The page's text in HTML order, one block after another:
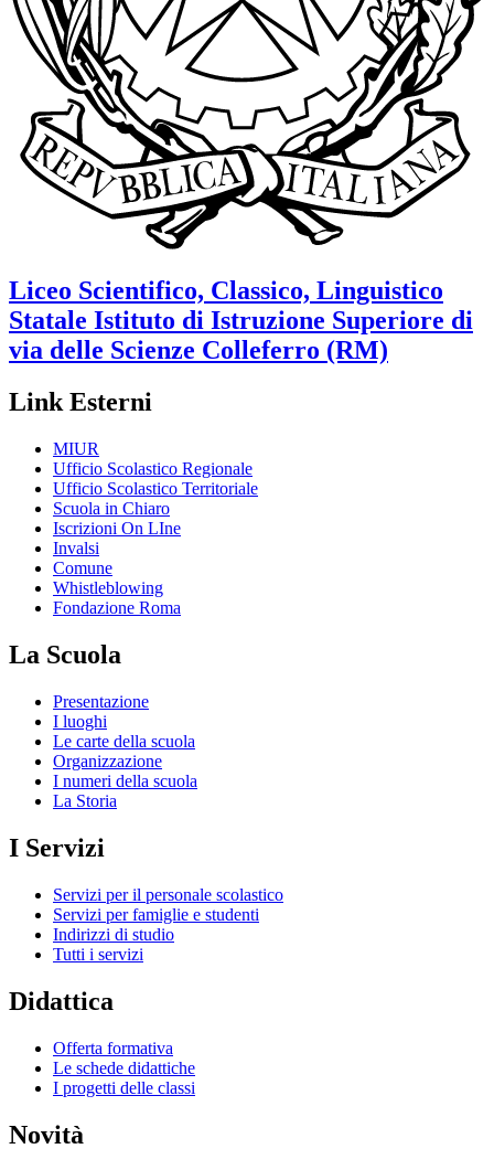
Liceo Scientifico, Classico, Linguistico
Statale Istituto di Istruzione Superiore di
via delle Scienze Colleferro (RM)
Link Esterni
MIUR
Ufficio Scolastico Regionale
Ufficio Scolastico Territoriale
Scuola in Chiaro
Iscrizioni On LIne
Invalsi
Comune
Whistleblowing
Fondazione Roma
La Scuola
Presentazione
I luoghi
Le carte della scuola
Organizzazione
I numeri della scuola
La Storia
I Servizi
Servizi per il personale scolastico
Servizi per famiglie e studenti
Indirizzi di studio
Tutti i servizi
Didattica
Offerta formativa
Le schede didattiche
I progetti delle classi
Novità